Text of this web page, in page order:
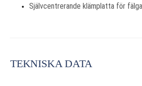
Självcentrerande klämplatta för
TEKNISKA DATA